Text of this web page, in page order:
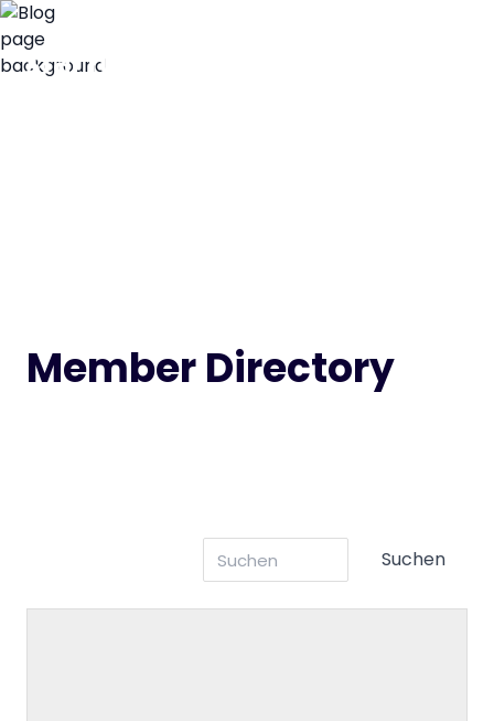
Member Directory